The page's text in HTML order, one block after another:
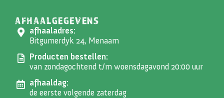
AFHAALGEGEVENS
afhaaladres:
Bitgumerdyk 24, Menaam
Producten bestellen:
van zondagochtend t/m woensdagavond 20:00 uur
afhaaldag:
de eerste volgende zaterdag